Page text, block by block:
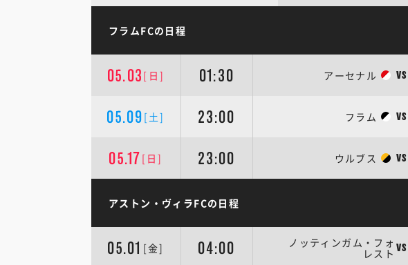
フラムFCの日程
05.03 [日] 01:30 アーセナル VS
05.09 [土] 23:00 フラム VS
05.17 [日] 23:00 ウルブス VS
アストン・ヴィラFCの日程
05.01 [金] 04:00
ノッティンガム・フォ
レスト VS